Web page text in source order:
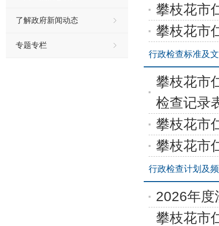
了解政府新闻动态
专题专栏
攀枝花市
攀枝花市
行政检查标准及
攀枝花市
检查记录
攀枝花市
攀枝花市
行政检查计划及
2026年度
攀枝花市